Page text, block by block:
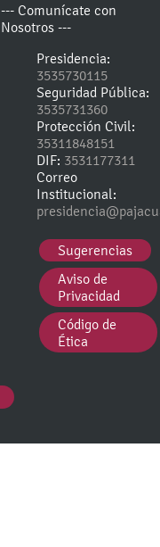
--- Comunícate con
Nosotros ---
Presidencia:
3535730115
Seguridad Pública:
3535731360
Protección Civil:
35311848151
DIF: 3531177311
Correo
Institucional:
Sugerencias
Aviso de
Privacidad
Código de
Ética